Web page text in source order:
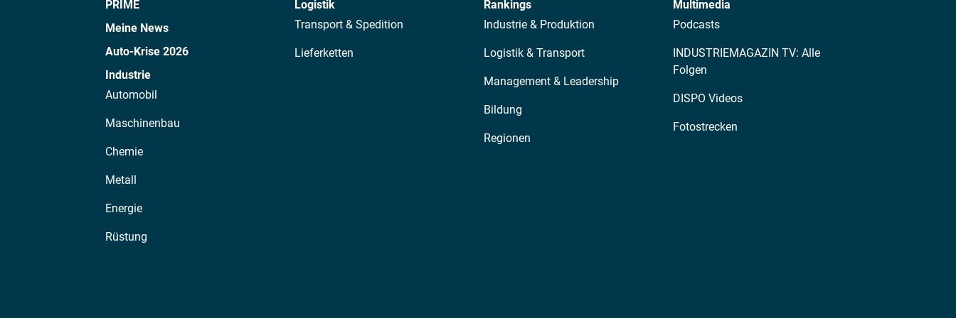
PRIME
Meine News
Auto-Krise 2026
Industrie
Automobil
Maschinenbau
Chemie
Metall
Energie
Rüstung
Logistik
Transport & Spedition
Lieferketten
Rankings
Industrie & Produktion
Logistik & Transport
Management & Leadership
Bildung
Regionen
Multimedia
Podcasts
INDUSTRIEMAGAZIN TV: Alle
Folgen
DISPO Videos
Fotostrecken